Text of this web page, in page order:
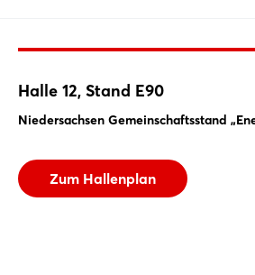
Deutschland
Kontakt
CA
Halle 12, Stand E90
Niedersachsen Gemeinschaftsstand
Zum Hallenplan